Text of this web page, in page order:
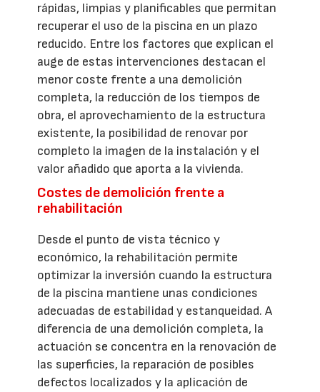
rápidas, limpias y planificables que permitan
recuperar el uso de la piscina en un plazo
reducido. Entre los factores que explican el
auge de estas intervenciones destacan el
menor coste frente a una demolición
completa, la reducción de los tiempos de
obra, el aprovechamiento de la estructura
existente, la posibilidad de renovar por
completo la imagen de la instalación y el
valor añadido que aporta a la vivienda.
Costes de demolición frente a
rehabilitación
Desde el punto de vista técnico y
económico, la rehabilitación permite
optimizar la inversión cuando la estructura
de la piscina mantiene unas condiciones
adecuadas de estabilidad y estanqueidad. A
diferencia de una demolición completa, la
actuación se concentra en la renovación de
las superficies, la reparación de posibles
defectos localizados y la aplicación de